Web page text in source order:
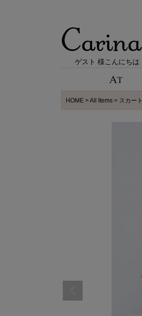
ゲスト 様こんにちは
HOME All Items スカート